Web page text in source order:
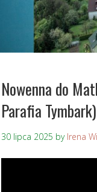
Nowenna do
Parafia Tymbark)
30 lipca 2025 by Irena